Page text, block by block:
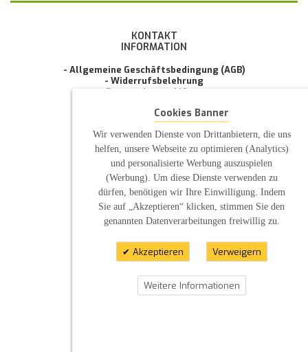
KONTAKT
INFORMATION
- Allgemeine Geschäftsbedingung (AGB)
- Widerrufsbelehrung
- Datenschutzerklärung
- Pflegehinweise
E-Mail: infos@sp-kerzen.de
Cookies Banner
Wir verwenden Dienste von Drittanbietern, die uns
helfen, unsere Webseite zu optimieren (Analytics)
und personalisierte Werbung auszuspielen
(Werbung). Um diese Dienste verwenden zu
dürfen, benötigen wir Ihre Einwilligung. Indem
Sie auf „Akzeptieren“ klicken, stimmen Sie den
genannten Datenverarbeitungen freiwillig zu.
Akzeptieren Verweigern
Weitere Informationen